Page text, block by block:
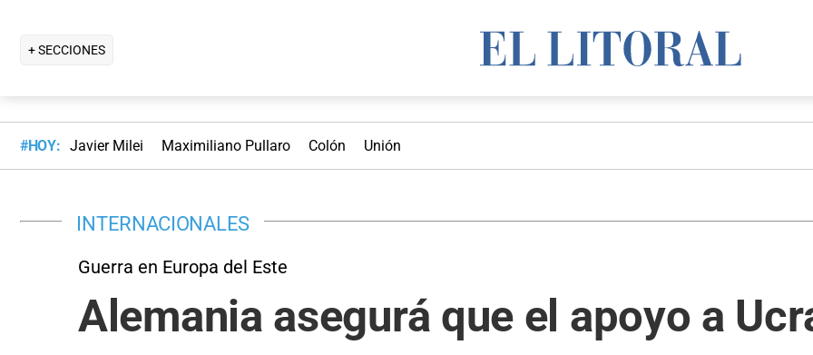
+ SECCIONES
#HOY: Javier Milei Maximiliano Pullaro Colón Unión
INTERNACIONALES
Guerra en Europa del Este
Alemania asegurá que el apoyo a